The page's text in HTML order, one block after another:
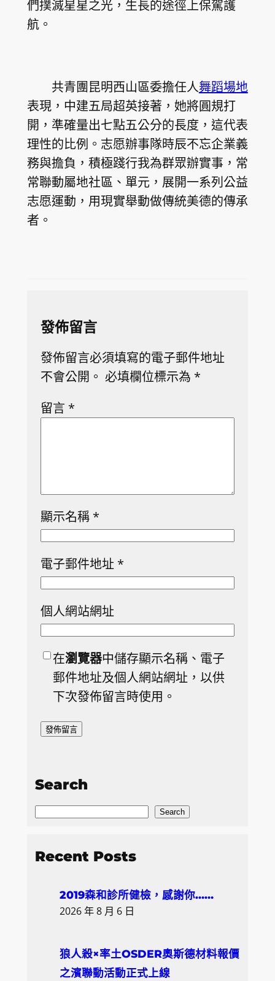
們撲滅星星之光，生長的途徑上保駕護
航。
共青團昆明西山區委擔任人舞蹈場地
表現，中建五局超英接著，她將圓規打
開，準確量出七點五公分的長度，這代表
理性的比例。志愿辦事隊時辰不忘企業義
務與擔負，積極踐行我為群眾辦實事，常
常聯動屬地社區、單元，展開一系列公益
志愿運動，用現實舉動做傳統美德的傳承
者。
發佈留言
發佈留言必須填寫的電子郵件地址
不會公開。 必填欄位標示為 *
留言 *
顯示名稱 *
電子郵件地址 *
個人網站網址
在瀏覽器中儲存顯示名稱、電子
郵件地址及個人網站網址，以供
下次發佈留言時使用。
Search
S
a
Search
Recent Posts
2019森和診所健檢，感謝你……
2026 年 8 月 6 日
狼人殺×率土OSDER奧斯德材料報價
之濱聯動活動正式上線